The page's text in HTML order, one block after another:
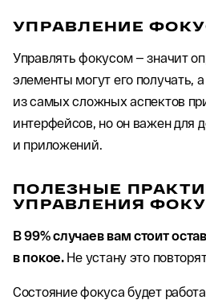
УПРАВЛЕНИЕ
Управлять фокусом — значит
элементы могут его получать,
из самых сложных аспектов
интерфейсов, но он важен для
и приложений.
ПОЛЕЗНЫЕ
УПРАВЛЕНИЯ
В 99% случаев вам стоит
в покое.Не устану это
Состояние фокуса будет